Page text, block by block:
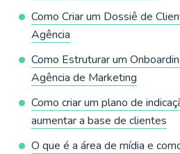
Como Criar um Dossiê de
Agência
Como Estruturar um
Agência de Marketing
Como criar um plano de
aumentar a base de clientes
O que é a área de mídia e